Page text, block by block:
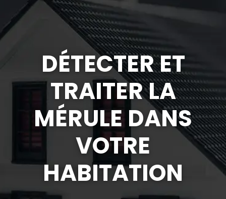
DÉTECTER ET
TRAITER LA
MÉRULE DANS
VOTRE
HABITATION